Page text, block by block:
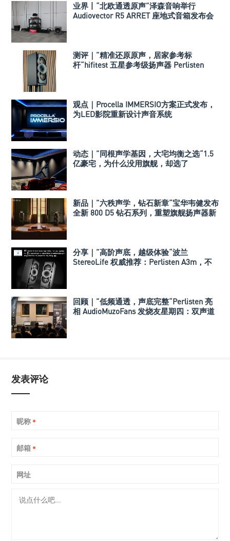
业界丨“北欧通透原声”泽森音响举行
Audiovector R5 ARRET 座地式音箱发布会
测评｜”精准还原原声，居家参考标
杆“hifitest 五星参考级扬声器 Perlisten
观点｜Procella IMMERSIO方案正式发布，
为LED影院重新设计声音系统
动态｜”同根声学基因，大宅均衡之选“1.5
亿豪宅，为什么没用旗舰，却选了
新品｜”六秩声学，钻石新章“宝华韦健发布
全新 800 D5 钻石系列，重塑旗舰扬声器新
分享｜”高阶声底，越级体验“波兰
StereoLife 权威推荐：Perlisten A3m，不
回顾｜”低频通透，声底完整“Perlisten 亮
相 AudioMuzoFans 发烧友星期四：双声道
发表评论
昵称 *
邮箱 *
网址